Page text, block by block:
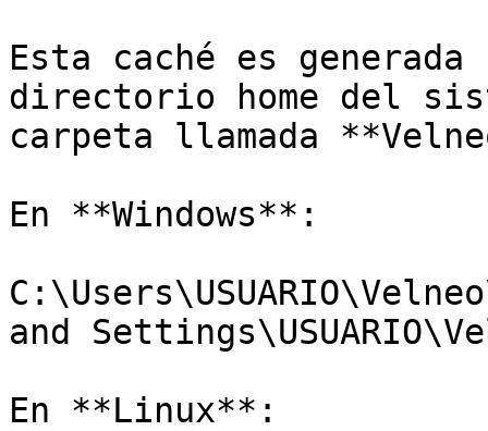
Esta caché es
directorio home del
carpeta llamada
En **Windows**:
and
En **Linux**: